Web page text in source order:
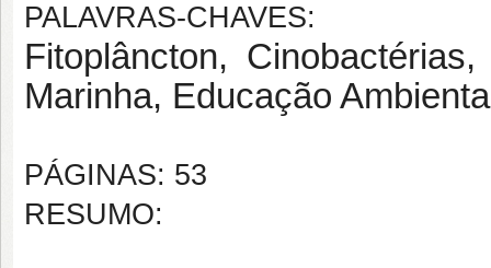
PALAVRAS-CHAVES:
Fitoplâncton, Cinobactérias,
Marinha, Educação
PÁGINAS: 53
RESUMO: